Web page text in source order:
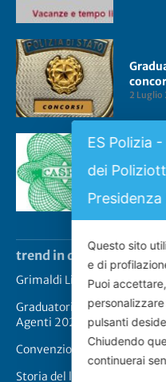
2 Luglio
trend in questo momento
Grimaldi Lines – Rinnovo
Graduatoria definitiva
Agenti 2025
Convenzione CASPIE 2023
Storia del logo de “Lo Scudo”
ES Polizia
dei
Questo sito
e di
Puoi
pulsanti
Chiudendo
continuerai